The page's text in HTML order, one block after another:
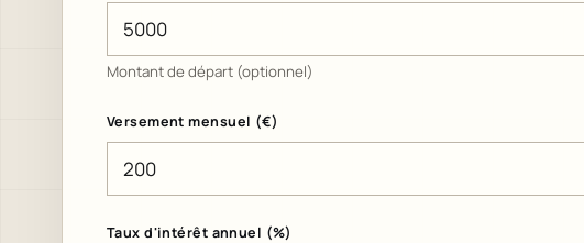
Montant de départ (optionnel)
Versement mensuel (€)
Taux d'intérêt annuel (%)